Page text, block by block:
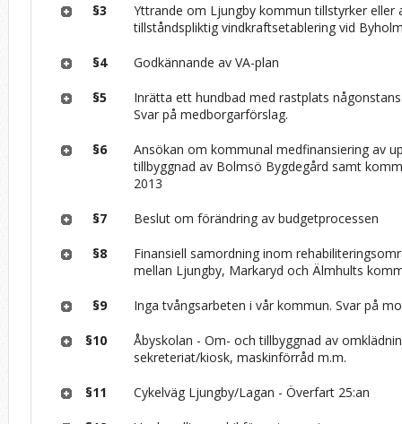
§3
Yttrande om Ljungby kommun tillstyrker eller
tillståndspliktig vindkraftsetablering vid
§4 Godkännande av VA-plan
§5
Inrätta ett hundbad med rastplats
Svar på medborgarförslag.
§6
Ansökan om kommunal medfinansiering av
tillbyggnad av Bolmsö Bygdegård samt
2013
§7 Beslut om förändring av budgetprocessen
§8
Finansiell samordning inom
mellan Ljungby, Markaryd och Älmhults
§9 Inga tvångsarbeten i vår kommun. Svar på
§10
Åbyskolan - Om- och tillbyggnad av
sekreteriat/kiosk, maskinförråd m.m.
§11 Cykelväg Ljungby/Lagan - Överfart 25:an